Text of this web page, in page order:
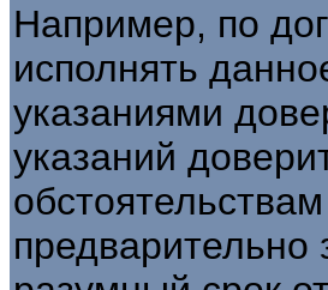
Например, по
исполнять
указаниями
указаний
предварительно